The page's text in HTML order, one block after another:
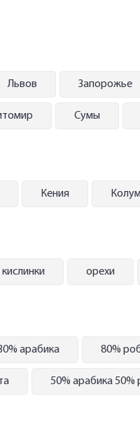
Львов Запорожье
Сумы
Кения
орехи
арабика 80%
50% арабика 50%